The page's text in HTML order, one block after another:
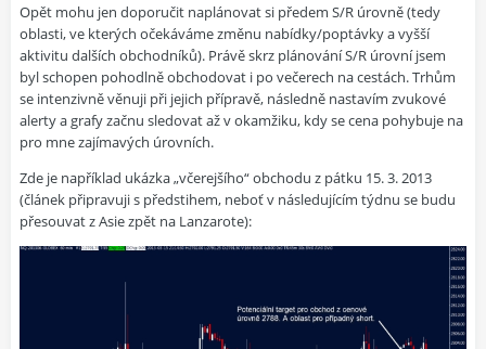
Opět mohu jen doporučit naplánovat si předem S/R úrovně (tedy
oblasti, ve kterých očekáváme změnu nabídky/poptávky a vyšší
aktivitu dalších obchodníků). Právě skrz plánování S/R úrovní jsem
byl schopen pohodlně obchodovat i po večerech na cestách. Trhům
se intenzivně věnuji při jejich přípravě, následně nastavím zvukové
alerty a grafy začnu sledovat až v okamžiku, kdy se cena pohybuje na
pro mne zajímavých úrovních.
Zde je například ukázka „včerejšího“ obchodu z pátku 15. 3. 2013
(článek připravuji s předstihem, neboť v následujícím týdnu se budu
přesouvat z Asie zpět na Lanzarote):